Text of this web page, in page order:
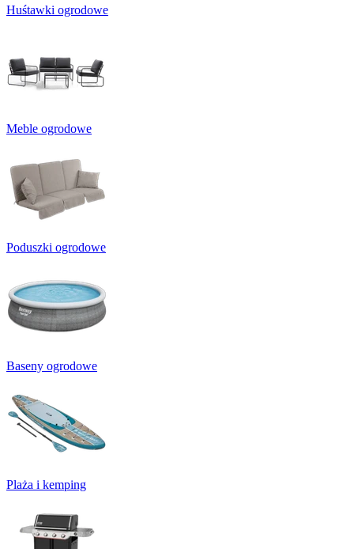
Huśtawki ogrodowe
Meble ogrodowe
Poduszki ogrodowe
Baseny ogrodowe
Plaża i kemping